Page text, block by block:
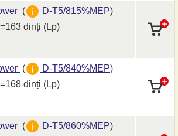
( D-T5/815%MEP)
dinți (Lp)
( D-T5/840%MEP)
dinți (Lp)
( D-T5/860%MEP)